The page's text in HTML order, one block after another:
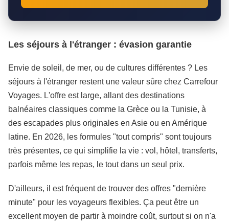
Les séjours à l'étranger : évasion garantie
Envie de soleil, de mer, ou de cultures différentes ? Les
séjours à l'étranger restent une valeur sûre chez Carrefour
Voyages. L'offre est large, allant des destinations
balnéaires classiques comme la Grèce ou la Tunisie, à
des escapades plus originales en Asie ou en Amérique
latine. En 2026, les formules "tout compris" sont toujours
très présentes, ce qui simplifie la vie : vol, hôtel, transferts,
parfois même les repas, le tout dans un seul prix.
D'ailleurs, il est fréquent de trouver des offres "dernière
minute" pour les voyageurs flexibles. Ça peut être un
excellent moyen de partir à moindre coût, surtout si on n'a